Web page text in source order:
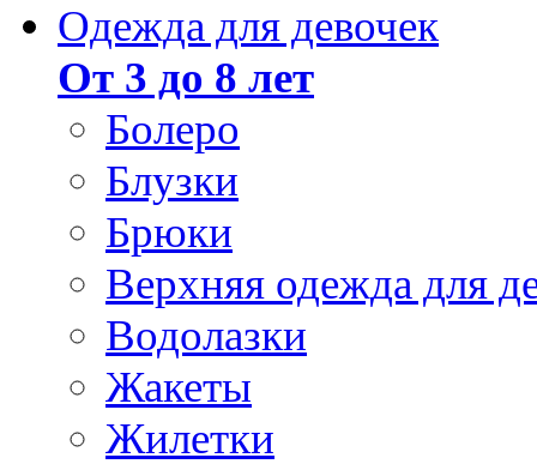
Одежда для девочек
От 3 до 8 лет
Болеро
Блузки
Брюки
Верхняя одежда для
Водолазки
Жакеты
Жилетки